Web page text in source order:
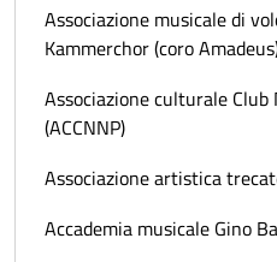
Associazione musicale di
Kammerchor (coro
Associazione culturale
(ACCNNP)
Associazione artistica
Accademia musicale Gino